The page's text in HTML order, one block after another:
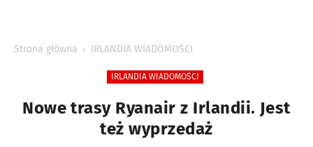
Strona główna IRLANDIA WIADOMOŚCI
IRLANDIA WIADOMOŚCI
Nowe trasy Ryanair z Irlandii. Jest
też wyprzedaż